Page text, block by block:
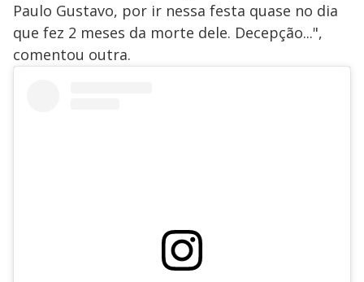
Paulo Gustavo, por ir nessa festa quase no dia
que fez 2 meses da morte dele. Decepção...",
comentou outra.